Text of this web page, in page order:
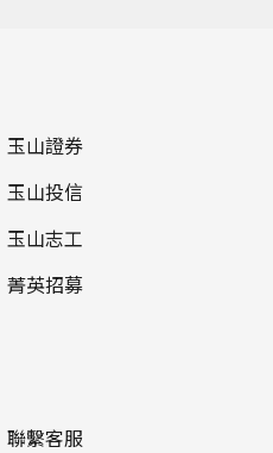
玉山證券
玉山投信
玉山志工
菁英招募
聯繫客服